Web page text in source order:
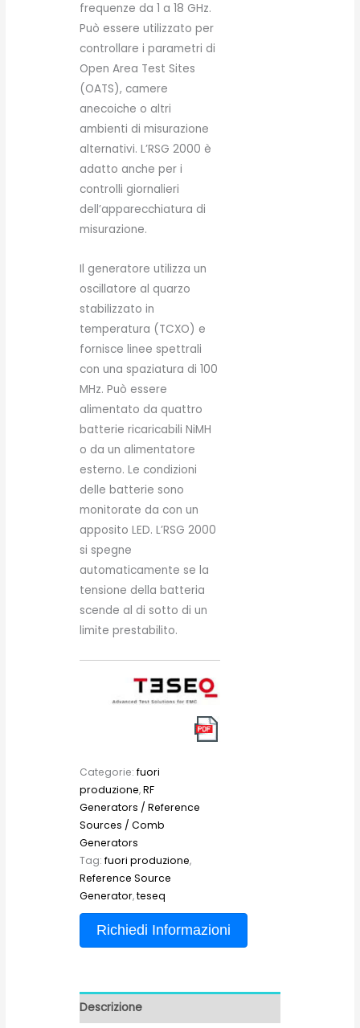
frequenze da 1 a 18 GHz.
Può essere utilizzato per
controllare i parametri di
Open Area Test Sites
(OATS), camere
anecoiche o altri
ambienti di misurazione
alternativi. L’RSG 2000 è
adatto anche per i
controlli giornalieri
dell’apparecchiatura di
misurazione.
Il generatore utilizza un
oscillatore al quarzo
stabilizzato in
temperatura (TCXO) e
fornisce linee spettrali
con una spaziatura di 100
MHz. Può essere
alimentato da quattro
batterie ricaricabili NiMH
o da un alimentatore
esterno. Le condizioni
delle batterie sono
monitorate da con un
apposito LED. L’RSG 2000
si spegne
automaticamente se la
tensione della batteria
scende al di sotto di un
limite prestabilito.
Categorie: fuori
produzione,RF
Generators / Reference
Sources / Comb
Generators
Tag: fuori produzione,
Reference Source
Generator,teseq
Richiedi Informazioni
Descrizione